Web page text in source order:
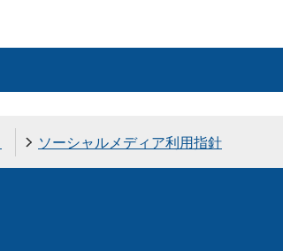
ソーシャルメディア利用指針